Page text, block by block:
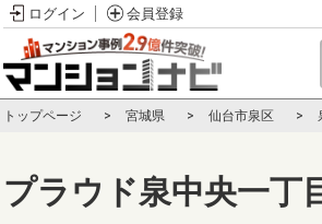
ログイン 会員登録
トップページ 宮城県 仙台市泉区
プラウド泉中央一丁